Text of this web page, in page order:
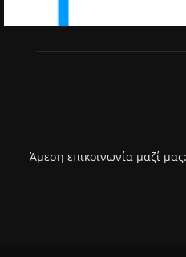
Άμεση επικοινωνία μαζί μας: